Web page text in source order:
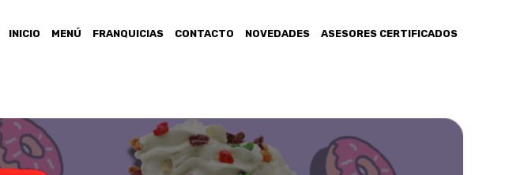
INICIO MENÚ FRANQUICIAS CONTACTO NOVEDADES ASESORES CERTIFICADOS